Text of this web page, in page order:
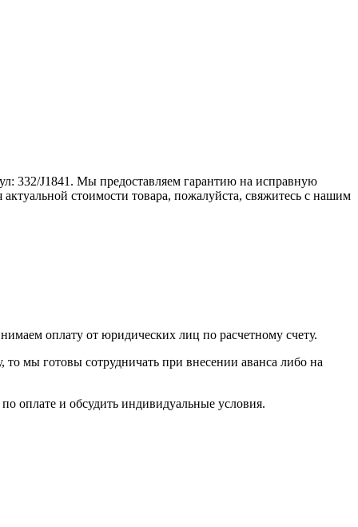
332/J1841. Мы предоставляем гарантию на исправную
стоимости товара, пожалуйста, свяжитесь с нашим
оплату от юридических лиц по расчетному счету.
то мы готовы сотрудничать при внесении аванса либо на
оплате и обсудить индивидуальные условия.